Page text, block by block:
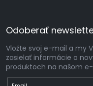
Odoberať
Vložte svoj e-mail a my
zasielať informácie o
produktoch na našom